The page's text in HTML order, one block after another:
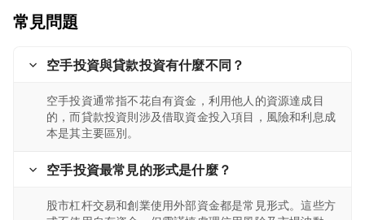
常見問題
空手投資與貸款投資有什麼不同？
空手投資通常指不花自有資金，利用他人的資源達成目
的，而貸款投資則涉及借取資金投入項目，風險和利息成
本是其主要區別。
空手投資最常見的形式是什麼？
股市杠杆交易和創業使用外部資金都是常見形式。這些方